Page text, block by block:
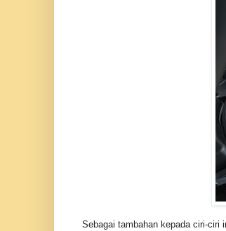
Sebagai tambahan kepada ciri-ciri